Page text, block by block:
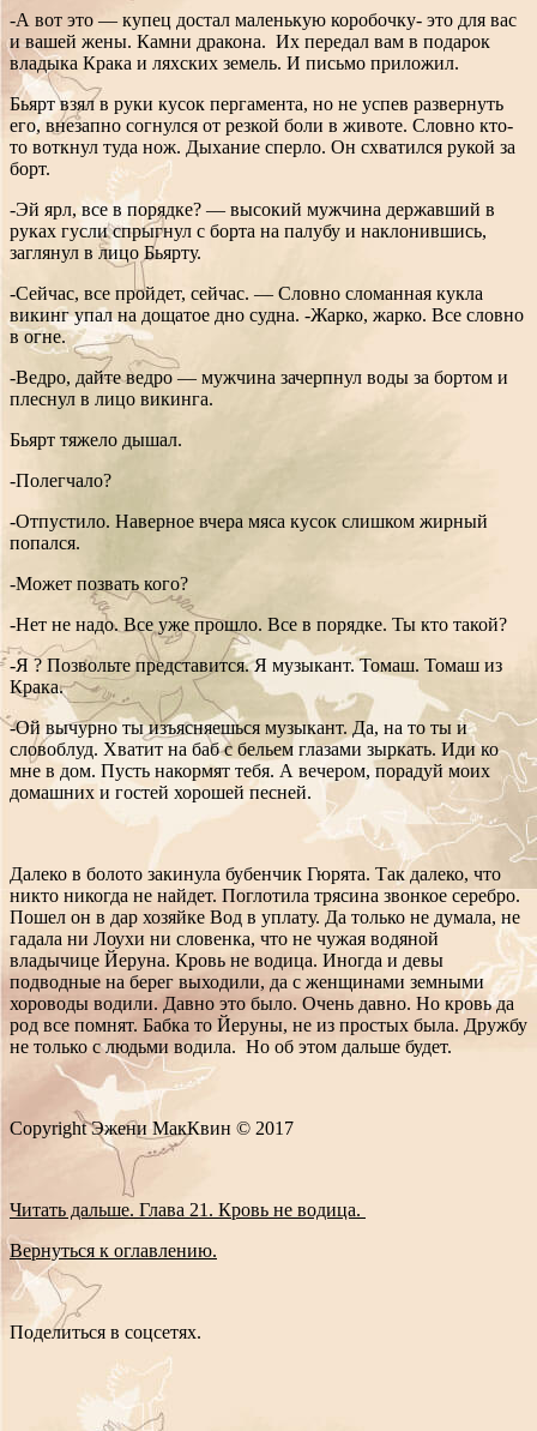
-А вот это — купец достал маленькую коробочку- это для вас
и вашей жены. Камни дракона. Их передал вам в подарок
владыка Крака и ляхских земель. И письмо приложил.
Бьярт взял в руки кусок пергамента, но не успев развернуть
его, внезапно согнулся от резкой боли в животе. Словно кто-
то воткнул туда нож. Дыхание сперло. Он схватился рукой за
борт.
-Эй ярл, все в порядке? — высокий мужчина державший в
руках гусли спрыгнул с борта на палубу и наклонившись,
заглянул в лицо Бьярту.
-Сейчас, все пройдет, сейчас. — Словно сломанная кукла
викинг упал на дощатое дно судна. -Жарко, жарко. Все словно
в огне.
-Ведро, дайте ведро — мужчина зачерпнул воды за бортом и
плеснул в лицо викинга.
Бьярт тяжело дышал.
-Полегчало?
-Отпустило. Наверное вчера мяса кусок слишком жирный
попался.
-Может позвать кого?
-Нет не надо. Все уже прошло. Все в порядке. Ты кто такой?
-Я ? Позвольте представится. Я музыкант. Томаш. Томаш из
Крака.
-Ой вычурно ты изъясняешься музыкант. Да, на то ты и
словоблуд. Хватит на баб с бельем глазами зыркать. Иди ко
мне в дом. Пусть накормят тебя. А вечером, порадуй моих
домашних и гостей хорошей песней.
Далеко в болото закинула бубенчик Гюрята. Так далеко, что
никто никогда не найдет. Поглотила трясина звонкое серебро.
Пошел он в дар хозяйке Вод в уплату. Да только не думала, не
гадала ни Лоухи ни словенка, что не чужая водяной
владычице Йеруна. Кровь не водица. Иногда и девы
подводные на берег выходили, да с женщинами земными
хороводы водили. Давно это было. Очень давно. Но кровь да
род все помнят. Бабка то Йеруны, не из простых была. Дружбу
не только с людьми водила. Но об этом дальше будет.
Copyright Эжени МакКвин © 2017
Читать дальше. Глава 21. Кровь не водица.
Вернуться к оглавлению.
Поделиться в соцсетях.